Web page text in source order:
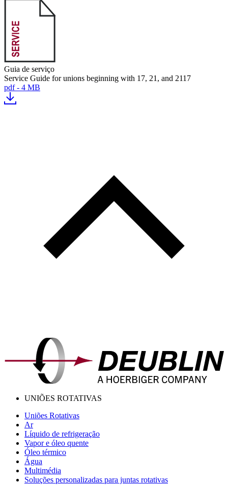
Guia de serviço
Service Guide for unions beginning with 17, 21, and 2117
pdf - 4 MB
UNIÕES ROTATIVAS
Uniões Rotativas
Ar
Líquido de refrigeração
Vapor e óleo quente
Óleo térmico
Água
Multimédia
Soluções personalizadas para juntas rotativas